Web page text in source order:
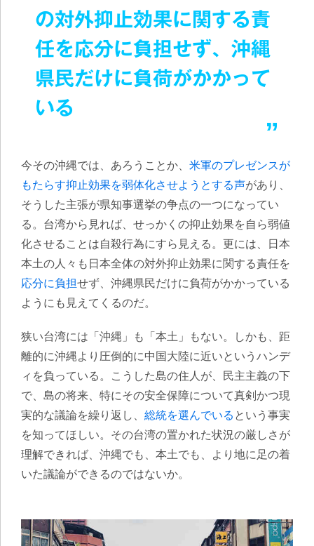
の対外抑止効果に関する責
任を応分に負担せず、沖縄
県民だけに負荷がかかって
いる
今その沖縄では、あろうことか、 米軍のプレゼンスが
もたらす抑止効果を弱体化させようとする声があり、
そうした主張が県知事選挙の争点の一つになってい
る。台湾から見れば、せっかくの抑止効果を自ら弱値
化させることは自殺行為にすら見える。更には、日本
本土の人々も日本全体の対外抑止効果に関する責任を
応分に負担せず、沖縄県民だけに負荷がかかっている
ようにも見えてくるのだ。
狭い台湾には「沖縄」も「本土」もない。しかも、距
離的に沖縄より圧倒的に中国大陸に近いというハンデ
ィを負っている。こうした島の住人が、民主主義の下
で、島の将来、特にその安全保障について真剣かつ現
実的な議論を繰り返し、 総統を選んでいる という事実
を知ってほしい。その台湾の置かれた状況の厳しさが
理解できれば、沖縄でも、本土でも、より地に足の着
いた議論ができるのではないか。